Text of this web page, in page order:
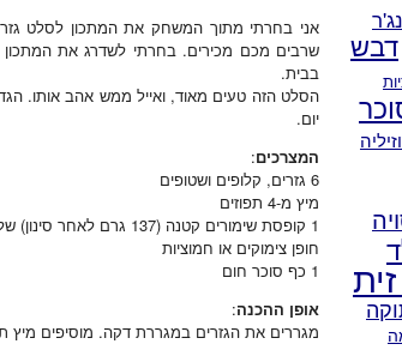
אני בחרתי מתוך המשחק את המתכון לסלט גזר
שרבים מכם מכירים. בחרתי לשדרג את
בבית.
הסלט הזה טעים מאוד, ואייל ממש אהב אותו.
יום.
המצרכים:
6 גזרים, קלופים ושטופים
מיץ מ-4 תפוזים
1 קופסת שימורים קטנה (137 גרם לאחר סינון) של חתיכות אננס, מסוננת מהסירופ
חופן צימוקים או חמוציות
1 כף סוכר חום
אופן ההכנה:
מגררים את הגזרים במגררת דקה. מוסיפים מיץ
דבש